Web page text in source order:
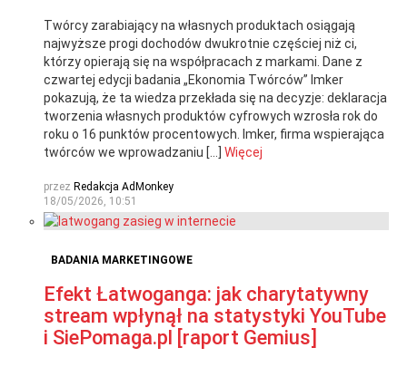
Twórcy zarabiający na własnych produktach osiągają
najwyższe progi dochodów dwukrotnie częściej niż ci,
którzy opierają się na współpracach z markami. Dane z
czwartej edycji badania „Ekonomia Twórców” Imker
pokazują, że ta wiedza przekłada się na decyzje: deklaracja
tworzenia własnych produktów cyfrowych wzrosła rok do
roku o 16 punktów procentowych. Imker, firma wspierająca
twórców we wprowadzaniu […] Więcej
przez Redakcja AdMonkey
18/05/2026, 10:51
BADANIA MARKETINGOWE
Efekt Łatwoganga: jak charytatywny
stream wpłynął na statystyki YouTube
i SiePomaga.pl [raport Gemius]